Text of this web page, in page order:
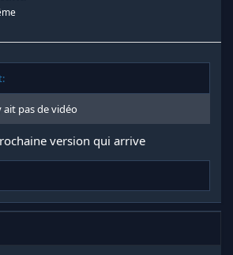
pas de vidéo
version qui arrive